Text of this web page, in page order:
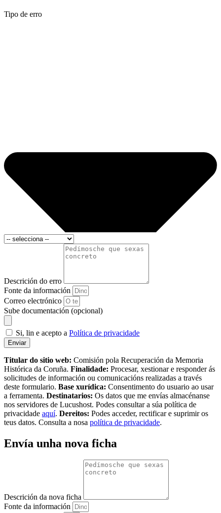
Tipo de erro
Descrición do erro
Fonte da información
Correo electrónico
Sube documentación (opcional)
Si, lin e acepto a Política de privacidade
Enviar
Titular do sitio web: Comisión pola Recuperación da Memoria
Histórica da Coruña. Finalidade: Procesar, xestionar e responder ás
solicitudes de información ou comunicacións realizadas a través
deste formulario. Base xurídica: Consentimento do usuario ao usar
a ferramenta. Destinatarios: Os datos que me envías almacénanse
nos servidores de Lucushost. Podes consultar a súa política de
privacidade aquí. Dereitos: Podes acceder, rectificar e suprimir os
teus datos. Consulta a nosa política de privacidade.
Envía unha nova ficha
Descrición da nova ficha
Fonte da información